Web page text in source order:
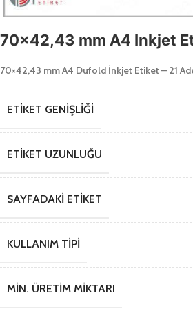
70×42,43 mm A4 Inkjet
70×42,43 mm A4 Dufold İnkjet Etiket – 21
ETIKET GENIŞLIĞI
ETIKET UZUNLUĞU
SAYFADAKI ETIKET
KULLANIM TIPI
MIN. ÜRETIM MIKTARI